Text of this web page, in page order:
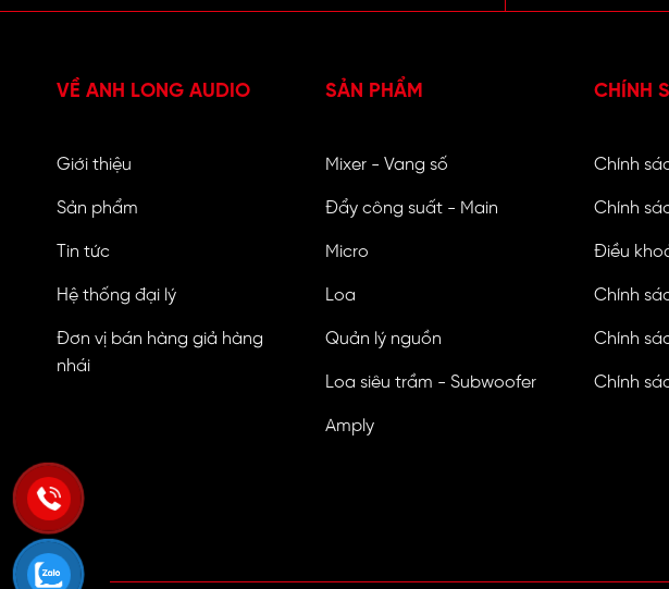
VỀ ANH LONG AUDIO
Giới thiệu
Sản phẩm
Tin tức
Hệ thống đại lý
Đơn vị bán hàng giả hàng
nhái
SẢN PHẨM
Mixer - Vang số
Đẩy công suất - Main
Micro
Loa
Quản lý nguồn
Loa siêu trầm - Subwoofer
Amply
CHÍNH
Chính
Chính
Điều
Chính
Chính
Chính